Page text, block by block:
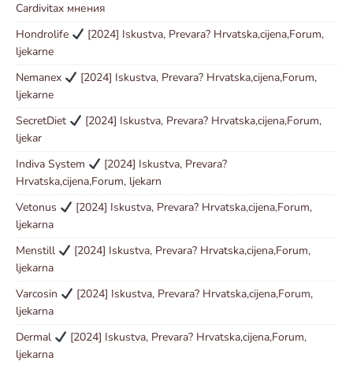
Cardivitax мнения
Hondrolife
[2024] Iskustva, Prevara? Hrvatska,cijena,Forum,
ljekarne
Nemanex
[2024] Iskustva, Prevara? Hrvatska,cijena,Forum,
ljekarne
SecretDiet
[2024] Iskustva, Prevara? Hrvatska,cijena,Forum,
ljekar
Indiva System
[2024] Iskustva, Prevara?
Hrvatska,cijena,Forum, ljekarn
Vetonus
[2024] Iskustva, Prevara? Hrvatska,cijena,Forum,
ljekarna
Menstill
[2024] Iskustva, Prevara? Hrvatska,cijena,Forum,
ljekarna
Varcosin
[2024] Iskustva, Prevara? Hrvatska,cijena,Forum,
ljekarna
Dermal
[2024] Iskustva, Prevara? Hrvatska,cijena,Forum,
ljekarna